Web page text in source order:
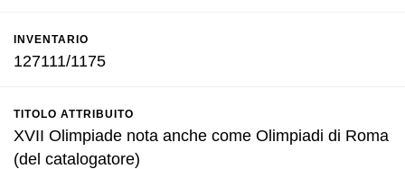
INVENTARIO
127111/1175
TITOLO ATTRIBUITO
XVII Olimpiade nota anche come Olimpiadi di Roma
(del catalogatore)